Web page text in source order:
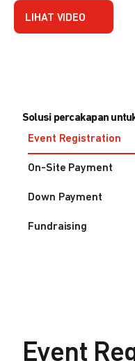
LIHAT VIDEO
Solusi percakapan
Event Registration
On-Site Payment
Down Payment
Fundraising
Event